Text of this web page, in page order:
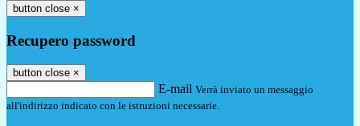
button close ×
Recupero password
button close ×
E-mail Verrà inviato un messaggio
all'indirizzo indicato con le istruzioni necessarie.